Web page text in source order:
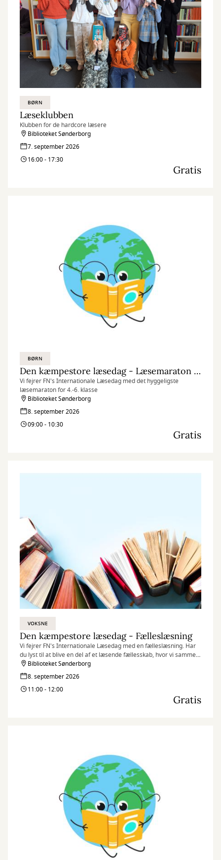
BØRN
Læseklubben
Klubben for de hardcore læsere
Biblioteket Sønderborg
7. september 2026
16:00 - 17:30
Gratis
BØRN
Den kæmpestore læsedag - Læsemaraton (kl. 9.00)
Vi fejrer FN's Internationale Læsedag med det hyggeligste
læsemaraton for 4.-6. klasse
Biblioteket Sønderborg
8. september 2026
09:00 - 10:30
Gratis
VOKSNE
Den kæmpestore læsedag - Fælleslæsning
Vi fejrer FN's Internationale Læsedag med en fælleslæsning. Har
du lyst til at blive en del af et læsende fællesskab, hvor vi sammen
skaber plads til fordybelse, refleksion og samtale? Så er dette lige
noget for dig.
Biblioteket Sønderborg
8. september 2026
11:00 - 12:00
Gratis